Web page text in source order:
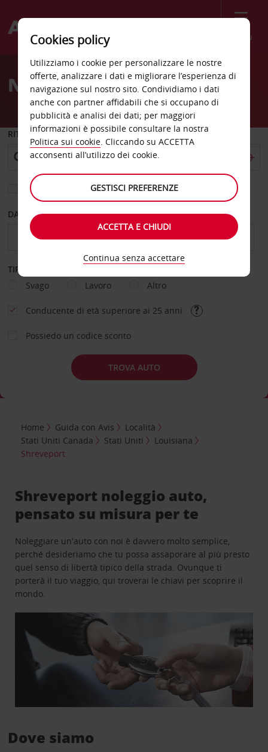
Menù
Welcome
AvisNoleggio auto Shreveport
RITIRO DA
Scegli una località di riconsegna diversa
DAL GIORNO AL GIORNO
TIPOLOGIA DI NOLEGGIO
Svago
Lavoro Altro
Conducente di età superiore ai 25 anni
Possiedo un codice sconto
TROVA AUTO
Home Guida con Avis
Località
Stati Uniti Canada
Stati Uniti
Louisiana
Shreveport
Shreveport noleggio auto,
pensato su misura per te
Noleggiare un'auto con noi è davvero molto semplice,
perché desideriamo che tu possa assaporare al più presto
quel senso di libertà tipico della strada. Ovunque ti
porterà il tuo viaggio, qui troverai le chiavi per scoprire il
mondo.
Dove siamo
Cookies policy
Utilizziamo i cookie per personalizzare le nostre
offerte, analizzare i dati e migliorare l’esperienza di
navigazione sul nostro sito. Condividiamo i dati
anche con partner affidabili che si occupano di
pubblicità e analisi dei dati; per maggiori
informazioni è possibile consultare la nostra
Politica sui cookie. Cliccando su ACCETTA
acconsenti all’utilizzo dei cookie.
GESTISCI PREFERENZE
ACCETTA E CHIUDI
Continua senza accettare